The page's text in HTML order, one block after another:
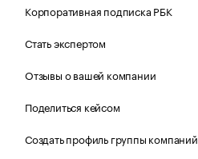
Корпоративная подписка РБК
Стать экспертом
Отзывы о вашей компании
Поделиться кейсом
Создать профиль группы компаний